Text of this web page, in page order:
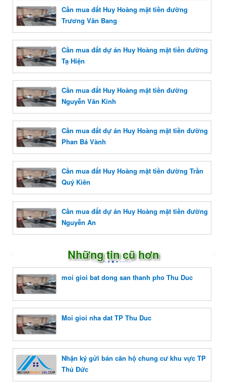
Cần mua đất Huy Hoàng mặt tiền đường
Trương Văn Bang
Cần mua đất dự án Huy Hoàng mặt tiền đường
Tạ Hiện
Cần mua đất Huy Hoàng mặt tiền đường
Nguyễn Văn Kỉnh
Cần mua đất dự án Huy Hoàng mặt tiền đường
Phan Bá Vành
Cần mua đất Huy Hoàng mặt tiền đường Trần
Quý Kiên
Cần mua đất dự án Huy Hoàng mặt tiền đường
Nguyễn An
Những tin cũ hơn
moi gioi bat dong san thanh pho Thu Duc
Moi gioi nha dat TP Thu Duc
Nhận ký gửi bán căn hộ chung cư khu vực TP
Thủ Đức